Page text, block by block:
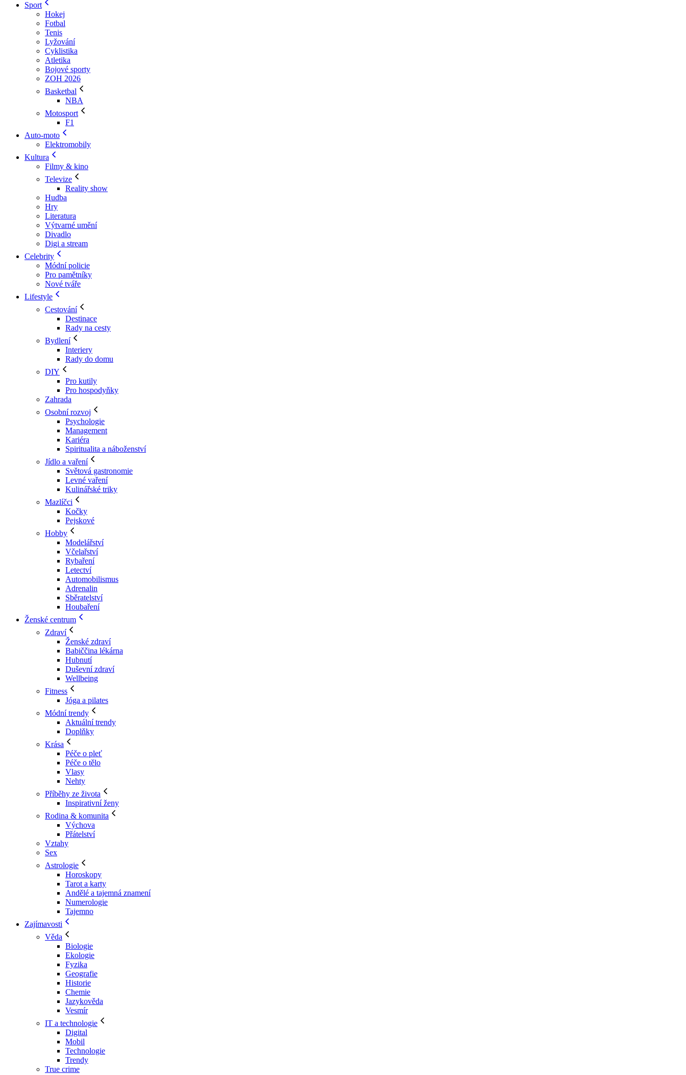
Sport
Hokej
Fotbal
Tenis
Lyžování
Cyklistika
Atletika
Bojové sporty
ZOH 2026
Basketbal
NBA
Motosport
F1
Auto-moto
Elektromobily
Kultura
Filmy & kino
Televize
Reality show
Hudba
Hry
Literatura
Výtvarné umění
Divadlo
Digi a stream
Celebrity
Módní policie
Pro pamětníky
Nové tváře
Lifestyle
Cestování
Destinace
Rady na cesty
Bydlení
Interiery
Rady do domu
DIY
Pro kutily
Pro hospodyňky
Zahrada
Osobní rozvoj
Psychologie
Management
Kariéra
Spiritualita a náboženství
Jídlo a vaření
Světová gastronomie
Levné vaření
Kulinářské triky
Mazlíčci
Kočky
Pejskové
Hobby
Modelářství
Včelařství
Rybaření
Letectví
Automobilismus
Adrenalin
Sběratelství
Houbaření
Ženské centrum
Zdraví
Ženské zdraví
Babiččina lékárna
Hubnutí
Duševní zdraví
Wellbeing
Fitness
Jóga a pilates
Módní trendy
Aktuální trendy
Doplňky
Krása
Péče o pleť
Péče o tělo
Vlasy
Nehty
Příběhy ze života
Inspirativní ženy
Rodina & komunita
Výchova
Přátelství
Vztahy
Sex
Astrologie
Horoskopy
Tarot a karty
Andělé a tajemná znamení
Numerologie
Tajemno
Zajímavosti
Věda
Biologie
Ekologie
Fyzika
Geografie
Historie
Chemie
Jazykověda
Vesmír
IT a technologie
Digital
Mobil
Technologie
Trendy
True crime